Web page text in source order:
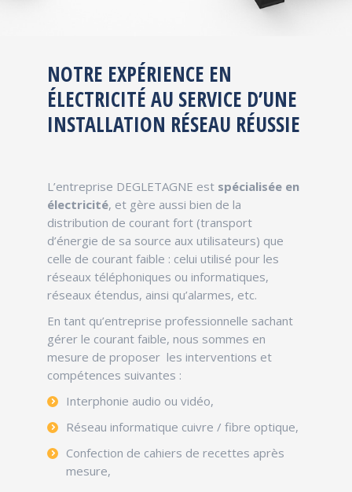
NOTRE EXPÉRIENCE EN
ÉLECTRICITÉ AU SERVICE D’UNE
INSTALLATION RÉSEAU RÉUSSIE
L’entreprise DEGLETAGNE est spécialisée en
électricité, et gère aussi bien de la
distribution de courant fort (transport
d’énergie de sa source aux utilisateurs) que
celle de courant faible : celui utilisé pour les
réseaux téléphoniques ou informatiques,
réseaux étendus, ainsi qu’alarmes, etc.
En tant qu’entreprise professionnelle sachant
gérer le courant faible, nous sommes en
mesure de proposer les interventions et
compétences suivantes :
Interphonie audio ou vidéo,
Réseau informatique cuivre / fibre optique,
Confection de cahiers de recettes après
mesure,